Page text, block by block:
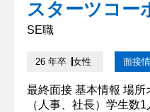
何をしているのですか
画...
スターツコー
SE職
26 年卒 女性 面接
最終面接 基本情報 場
（人事、社長）学生数